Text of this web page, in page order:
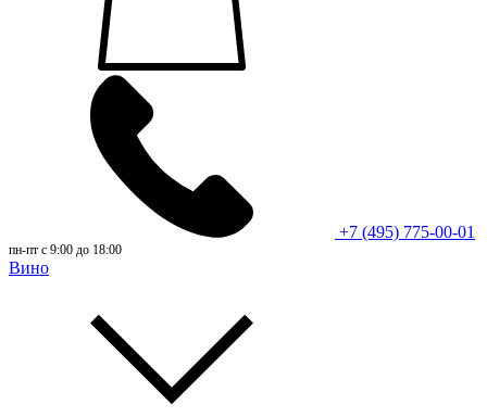
+7 (495) 775-00-01
пн-пт с 9:00 до 18:00
Вино